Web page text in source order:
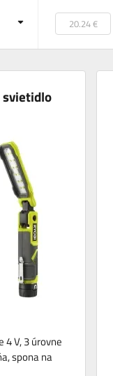
svietidlo
4 V, 3 úrovne
spona na